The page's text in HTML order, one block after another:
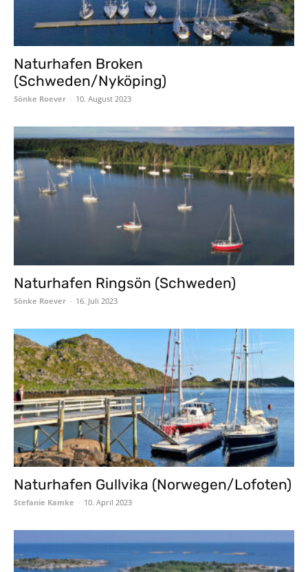
Naturhafen Broken
(Schweden/Nyköping)
Sönke Roever - 10. August 2023
Naturhafen Ringsön (Schweden)
Sönke Roever - 16. Juli 2023
Naturhafen Gullvika (Norwegen/Lofoten)
Stefanie Kamke - 10. April 2023